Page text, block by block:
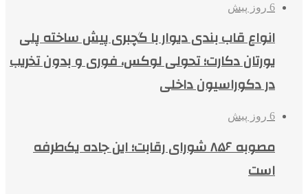
6 روز پیش
انواع قاب بندی دیوار با گچبری پیش ساخته پلی
یورتان دکارت؛ تحولی لوکس، فوری و بدون تخریب
در دکوراسیون داخلی
6 روز پیش
مصوبه ۸۵۶ شورای رقابت؛ این جاده یک‌طرفه
است